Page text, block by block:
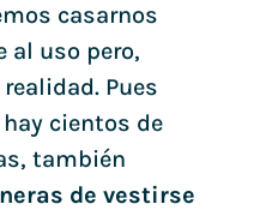
casarnos
al uso pero,
Pues
cientos de
también
de vestirse